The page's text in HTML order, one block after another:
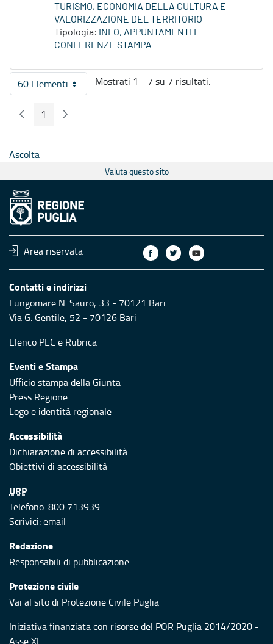
TURISMO, ECONOMIA DELLA CULTURA E
VALORIZZAZIONE DEL TERRITORIO
Tipologia:
INFO, APPUNTAMENTI E
CONFERENZE STAMPA
60 ElementiPer pagina
Mostrati 1 - 7 su 7 risultati.
Pagina Precedente
Pagina
1 Pagina Seguente
Ascolta
Valuta questo sito
Area riservata
Contatti e indirizzi
Lungomare N. Sauro, 33 - 70121 Bari
Via G. Gentile, 52 - 70126 Bari
Elenco PEC e Rubrica
Eventi e Stampa
Ufficio stampa della Giunta
Press Regione
Logo e identità regionale
Accessibilità
Dichiarazione di accessibilità
Obiettivi di accessibilità
URP
Telefono: 800 713939
Scrivici:email
Redazione
Responsabili di pubblicazione
Protezione civile
Vai al sito di Protezione Civile Puglia
Iniziativa finanziata con risorse del POR Puglia 2014/2020 -
Asse XI